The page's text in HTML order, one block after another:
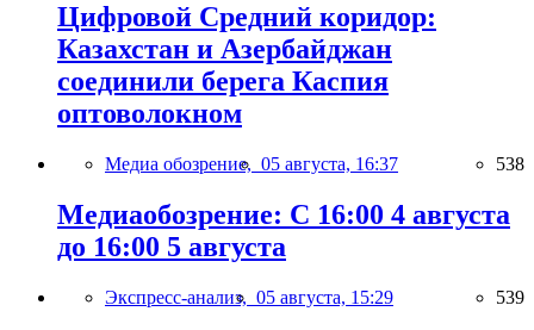
Цифровой Средний коридор:
Казахстан и Азербайджан
соединили берега Каспия
оптоволокном
Медиа обозрение, 05 августа, 16:37 538
Медиаобозрение: С 16:00 4 августа
до 16:00 5 августа
Экспресс-анализ, 05 августа, 15:29 539